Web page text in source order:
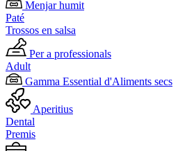
Menjar humit
Paté
Trossos en salsa
Per a professionals
Adult
Gamma Essential d'Aliments secs
Aperitius
Dental
Premis